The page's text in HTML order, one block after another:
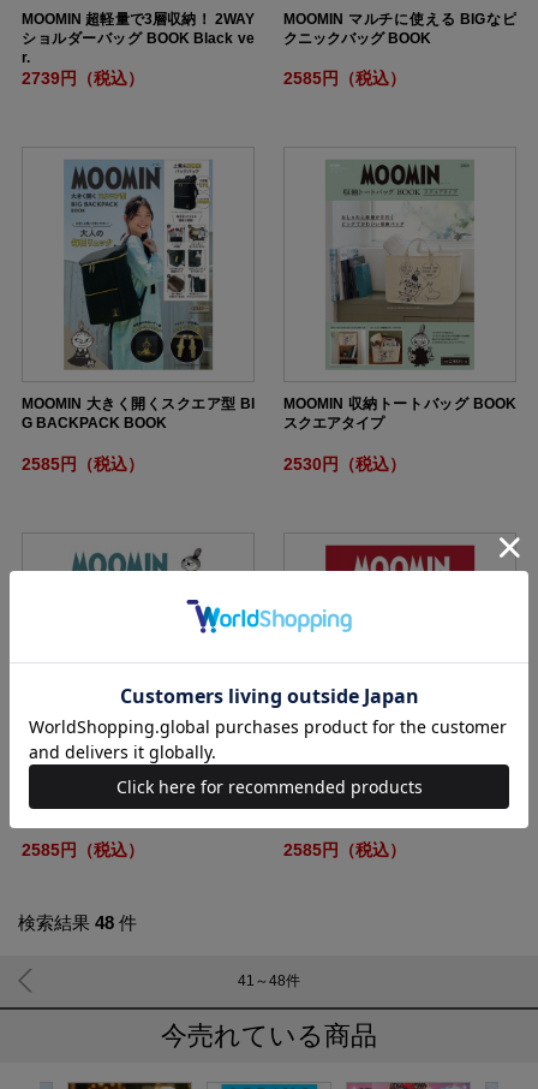
MOOMIN 超軽量で3層収納！ 2WAY
ショルダーバッグ BOOK Black ve
r.
2739円（税込）
MOOMIN マルチに使える BIGなピ
クニックバッグ BOOK
2585円（税込）
MOOMIN 大きく開くスクエア型 BI
G BACKPACK BOOK
2585円（税込）
MOOMIN 収納トートバッグ BOOK
スクエアタイプ
2530円（税込）
MOOMIN 収納トートバッグ BOO
K
2585円（税込）
MOOMIN 保冷・保温 ケータイ ス
テンレスボトルBOOK
2585円（税込）
検索結果 48 件
41～48件
今売れている商品